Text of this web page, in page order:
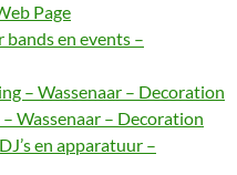
Page
en events –
– Wassenaar – Decoration
Wassenaar – Decoration
en apparatuur –